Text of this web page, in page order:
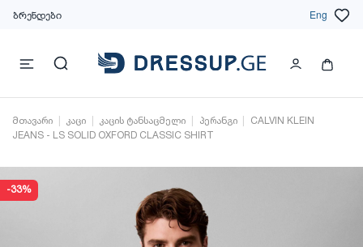
ბრენდები Eng
მთავარი კაცი კაცის ტანსაცმელი პერანგი
CALVIN KLEIN
JEANS - LS SOLID OXFORD CLASSIC SHIRT
-33%